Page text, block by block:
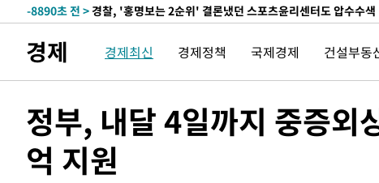
-8890초 전 >경찰, '홍명보는 2순위' 결론냈던 스포츠윤리센터도 압수수색
1시간 전 >
日방위성, 北이 동해로 쏜 발사체는 탄도미사일 가능성
2시간 전 >[속보] SKT, 에이닷 서비스 장애 발생…"원인 파악 중"
2시간 전 >'낮 최고 39도' 불볕더위…한밤 열대야도 계속[내일날씨]
2시간 전 >[속보]7~9일 프로야구 3연전도 폭염 취소…11일 재개
2시간 전 >"韓 외환시장 개입 관측 배경엔 美의 대한국 무역적자 있어"
경제 경제최신 경제정책 국제경제 건설부동
정부, 내달 4일까지 중증
억 지원